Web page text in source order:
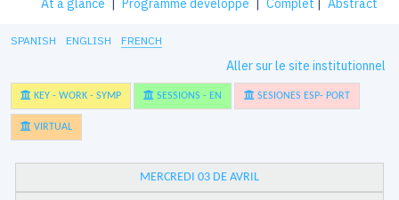
Ât à glance | Programme développé | Complet | Abstract
SPANISH ENGLISH FRENCH
Aller sur le site institutionnel
KEY - WORK - SYMP SESSIONS - EN SESIONES ESP- PORT
VIRTUAL
MERCREDI 03 DE AVRIL